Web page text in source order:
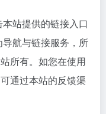
站提供的链接入口
航与链接服务，所
所有。如您在使用
通过本站的反馈渠